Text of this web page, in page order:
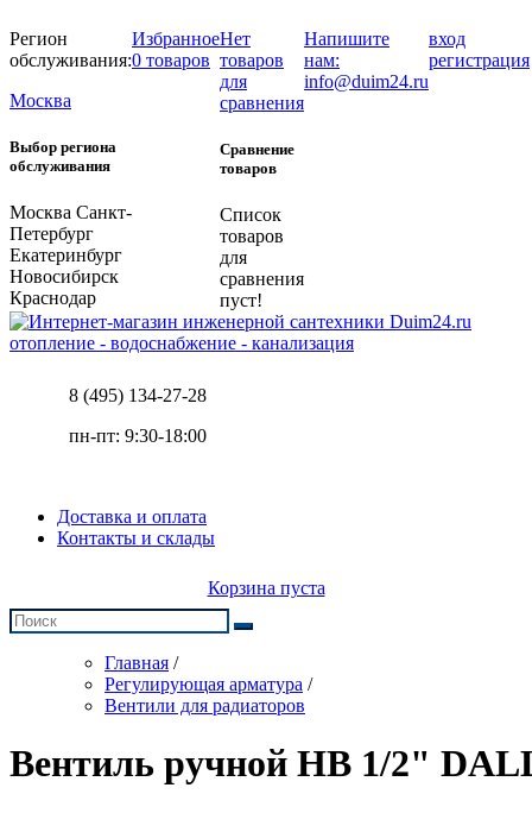
Регион
обслуживания:
Москва
Выбор региона
обслуживания
Москва Санкт-
Петербург
Екатеринбург
Новосибирск
Краснодар
Избранное
0 товаров
Нет
товаров
для
сравнения
Сравнение
товаров
Список
товаров
для
сравнения
пуст!
Напишите
нам:
info@duim24.ru
вход
регистрация
отопление - водоснабжение - канализация
8 (495) 134-27-28
пн-пт: 9:30-18:00
Доставка и оплата
Контакты и склады
Корзина пуста
Главная /
Регулирующая арматура /
Вентили для радиаторов
Вентиль ручной НВ 1/2"